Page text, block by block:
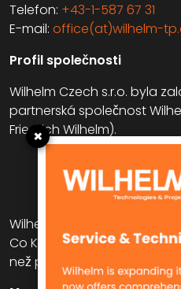
×
Telefon: +43-1-587 67 31
E-mail: office(at)wilhelm-
Profil společnosti
Wilhelm Czech s.r.o. byla
partnerská společnost
Friedrich Wilhelm).
Wilhelm T & P GmbH (dříve
Co KG) je obchodní a
než pět desetiletí.